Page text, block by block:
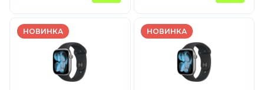
НОВИНКА НОВИНКА